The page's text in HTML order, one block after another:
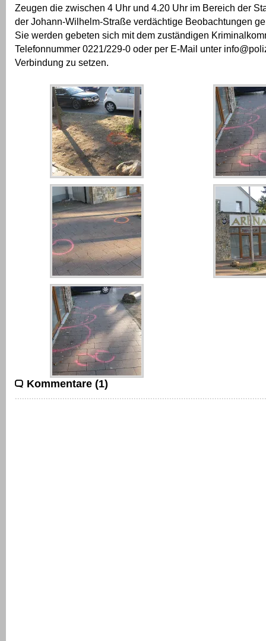
Zeugen die zwischen 4 Uhr und 4.20 Uhr im Bereich der
der Johann-Wilhelm-Straße verdächtige Beobachtungen
Sie werden gebeten sich mit dem zuständigen
Telefonnummer 0221/229-0 oder per E-Mail unter
Verbindung zu setzen.
Kommentare (1)